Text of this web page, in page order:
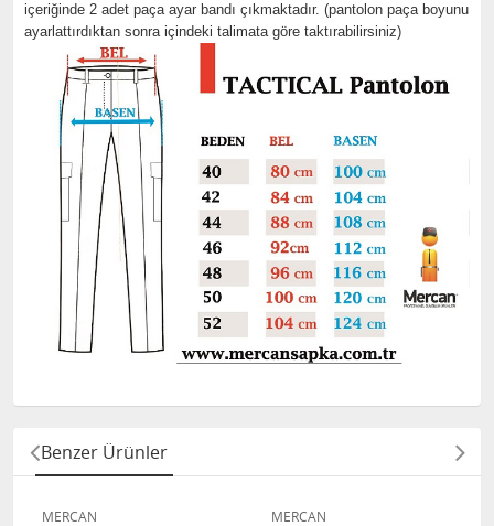
içeriğinde 2 adet paça ayar bandı çıkmaktadır. (pantolon paça boyunu
ayarlattırdıktan sonra içindeki talimata göre taktırabilirsiniz)
Benzer Ürünler
MERCAN MERCAN